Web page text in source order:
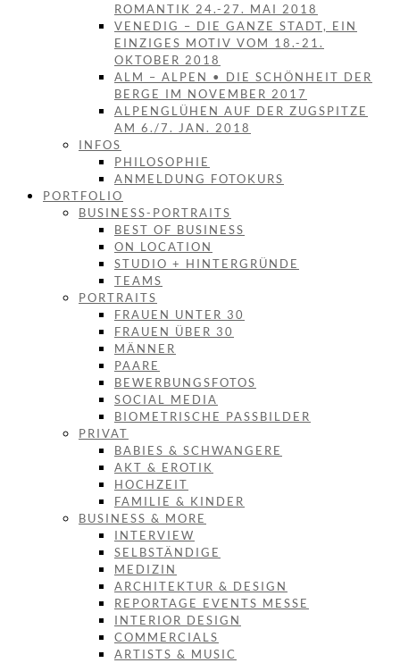
ROMANTIK 24.-27. MAI 2018
VENEDIG – DIE GANZE STADT, EIN
EINZIGES MOTIV VOM 18.-21.
OKTOBER 2018
ALM – ALPEN • DIE SCHÖNHEIT DER
BERGE IM NOVEMBER 2017
ALPENGLÜHEN AUF DER ZUGSPITZE
AM 6./7. JAN. 2018
INFOS
PHILOSOPHIE
ANMELDUNG FOTOKURS
PORTFOLIO
BUSINESS-PORTRAITS
BEST OF BUSINESS
ON LOCATION
STUDIO + HINTERGRÜNDE
TEAMS
PORTRAITS
FRAUEN UNTER 30
FRAUEN ÜBER 30
MÄNNER
PAARE
BEWERBUNGSFOTOS
SOCIAL MEDIA
BIOMETRISCHE PASSBILDER
PRIVAT
BABIES & SCHWANGERE
AKT & EROTIK
HOCHZEIT
FAMILIE & KINDER
BUSINESS & MORE
INTERVIEW
SELBSTÄNDIGE
MEDIZIN
ARCHITEKTUR & DESIGN
REPORTAGE EVENTS MESSE
INTERIOR DESIGN
COMMERCIALS
ARTISTS & MUSIC